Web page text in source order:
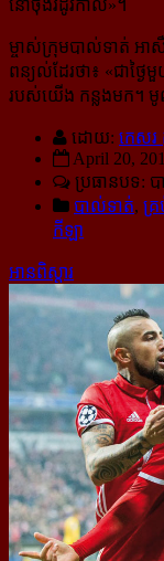
នៅចុងរដូវកាល»។
ម្ចាស់ក្រុមបាល់ទាត់ អ
ពន្យល់ដែរថា៖ «ជាថ្ង
របស់យើង កន្លងមក។
ដោយ: កេស
April 20,
ប្រធានបទ:
បាល់ទាត់, គ្រ
កីឡា
អានពិស្ដារ